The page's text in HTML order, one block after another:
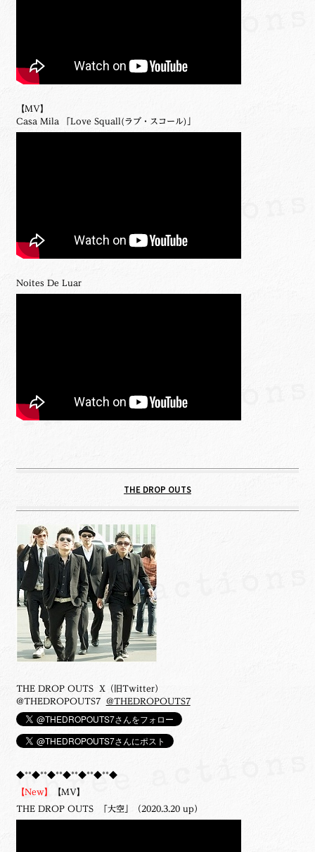
【MV】
Casa Mila 「Love Squall(ラブ・スコール)」
Noites De Luar
THE DROP OUTS
THE DROP OUTS X（旧Twitter）
@THEDROPOUTS7 @THEDROPOUTS7
◆**◆**◆**◆**◆**◆**◆
【New】 【MV】
THE DROP OUTS 「大空」（2020.3.20 up）